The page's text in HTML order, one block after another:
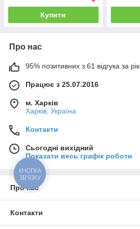
Купити
Про нас
95% позитивних з 61 відгука за рік
Працює з 25.07.2016
м. Харків
Харків, Україна
Контакти
Сьогодні вихідний
Показати весь графік роботи
Про нас
Контакти
КНОПКА
ЗВ'ЯЗКУ